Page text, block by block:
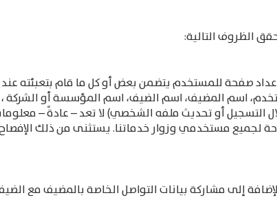
الظروف التالية:
صفحة للمستخدم يتضمن بعض أو كل ما قام بتعبئته
اسم المضيف، اسم الضيف، اسم المؤسسة أو الشركة ،
التسجيل أو تحديث ملفه الشخصي) لا تعد – عادةً –
لجميع مستخدمي وزوار خدماتنا. يستثنى من ذلك
إلى مشاركة بيانات التواصل الخاصة بالمضيف مع